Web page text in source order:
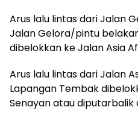
Arus lalu lintas dari Jalan
Jalan Gelora/pintu
dibelokkan ke Jalan Asia
Arus lalu lintas dari Jalan
Lapangan Tembak
Senayan atau diputarbalik